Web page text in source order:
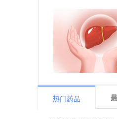
热门药品